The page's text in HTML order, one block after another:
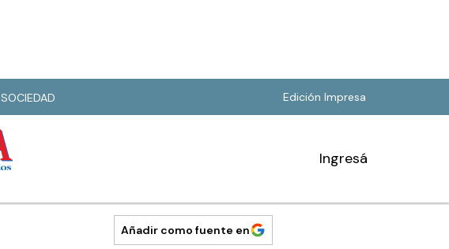
SOCIEDAD Edición Impresa
Ingresá
Añadir como fuente en